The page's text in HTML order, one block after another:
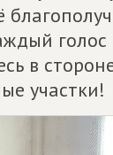
голос
в
участки!